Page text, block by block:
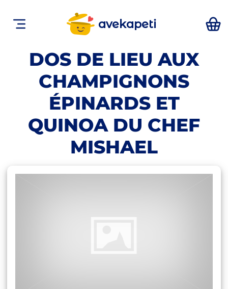
avekapeti
DOS DE LIEU AUX
CHAMPIGNONS
ÉPINARDS ET
QUINOA DU CHEF
MISHAEL